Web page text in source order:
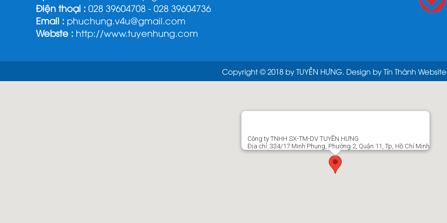
Điện thoại : 028 39604708 - 028 39604736
Email : phuchung.v4u@gmail.com
Webste : http://www.tuyenhung.com
Copyright © 2018 by TUYỀN HƯNG. Design by Tín Thành
Công ty TNHH SX-TM-DV TUYỀN HƯNG
Địa chỉ: 334/17 Minh Phụng, Phường 2, Quận 11, Tp, Hồ Chí Minh